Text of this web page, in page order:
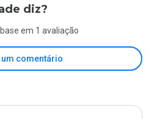
diz?
em 1 avaliação
um comentário